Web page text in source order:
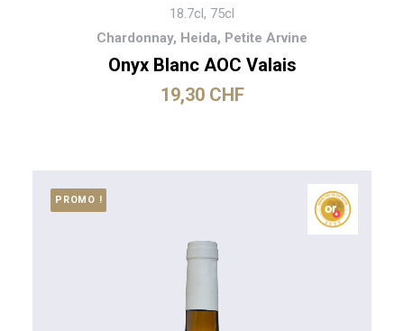
18.7cl, 75cl
Chardonnay, Heida, Petite Arvine
Onyx Blanc AOC Valais
19,30 CHF
PROMO !